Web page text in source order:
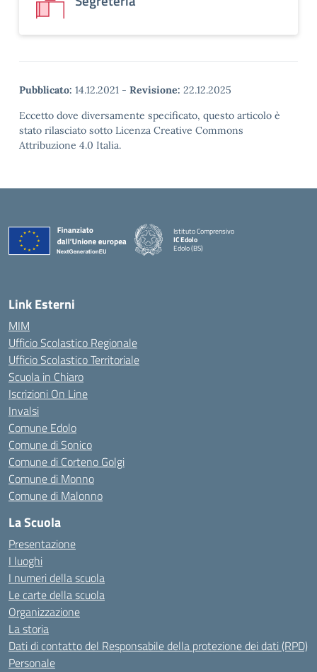
Pubblicato: 14.12.2021 - Revisione: 22.12.2025
Eccetto dove diversamente specificato, questo articolo è
stato rilasciato sotto Licenza Creative Commons
Attribuzione 4.0 Italia.
Istituto Comprensivo
IC Edolo
Edolo (BS)
Link Esterni
MIM
Ufficio Scolastico Regionale
Ufficio Scolastico Territoriale
Scuola in Chiaro
Iscrizioni On Line
Invalsi
Comune Edolo
Comune di Sonico
Comune di Corteno Golgi
Comune di Monno
Comune di Malonno
La Scuola
Presentazione
I luoghi
I numeri della scuola
Le carte della scuola
Organizzazione
La storia
Dati di contatto del Responsabile della protezione dei dati (RPD)
Personale